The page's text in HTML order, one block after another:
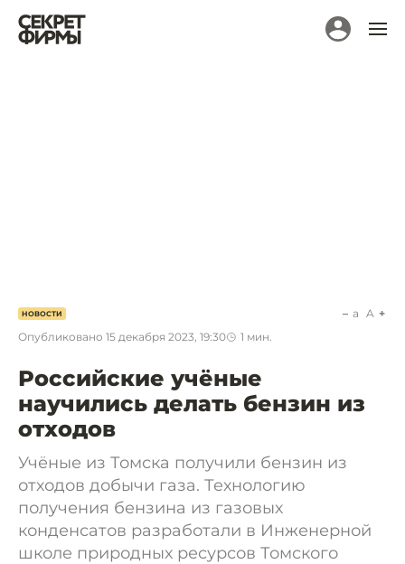
НОВОСТИ
Опубликовано 15 декабря 2023, 19:30 1 мин.
a A
Российские учёные
научились делать бензин из
отходов
Учёные из Томска получили бензин из
отходов добычи газа. Технологию
получения бензина из газовых
конденсатов разработали в Инженерной
школе природных ресурсов Томского